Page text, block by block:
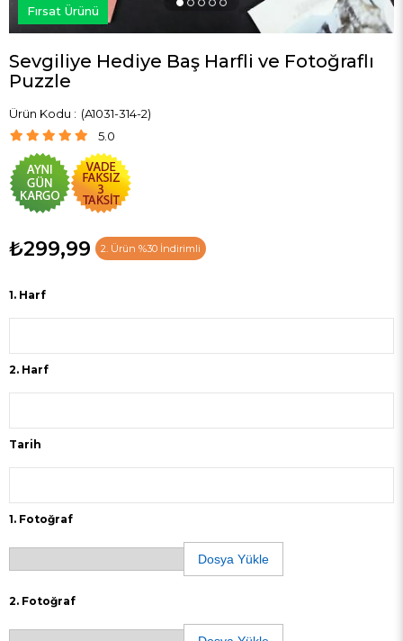
Fırsat Ürünü
Sevgiliye Hediye Baş Harfli ve Fotoğraflı
Puzzle
(A1031-314-2)
5.0
₺299,99 2. Ürün %30 İndirimli
1. Harf
2. Harf
Tarih
1. Fotoğraf
Dosya Yükle
2. Fotoğraf